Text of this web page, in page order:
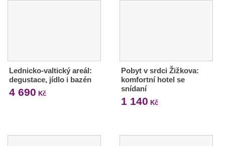
Lednicko-valtický areál:
degustace, jídlo i bazén
4 690 Kč
Pobyt v srdci Žižkova:
komfortní hotel se
snídaní
1 140 Kč